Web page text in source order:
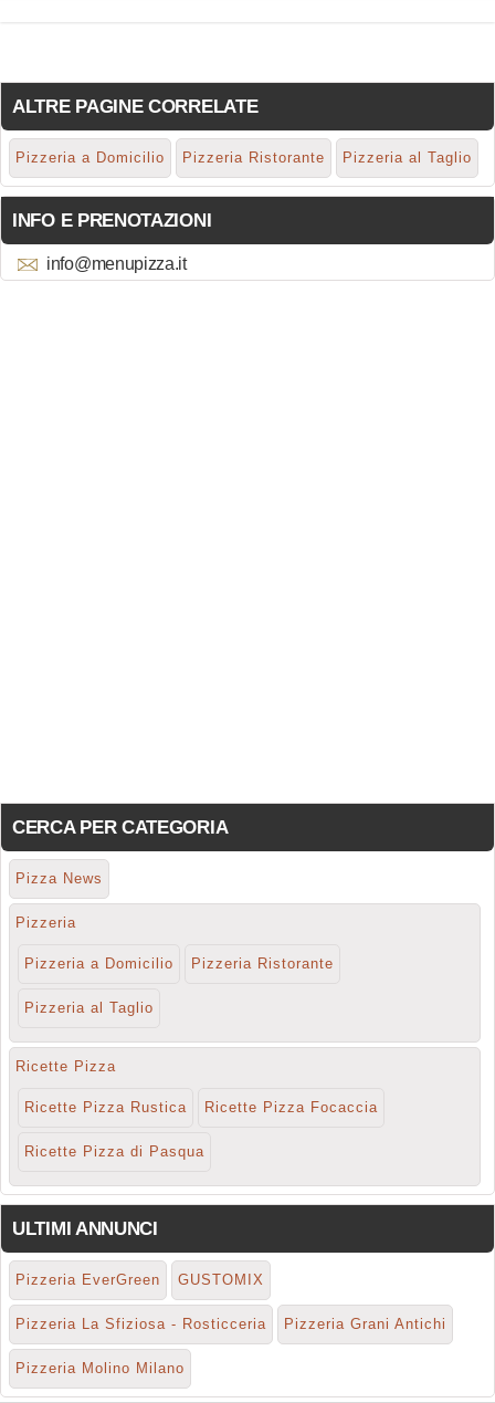
ALTRE PAGINE CORRELATE
Pizzeria a Domicilio Pizzeria Ristorante Pizzeria al Taglio
INFO E PRENOTAZIONI
info@menupizza.it
CERCA PER CATEGORIA
Pizza News
Pizzeria
Pizzeria a Domicilio Pizzeria Ristorante
Pizzeria al Taglio
Ricette Pizza
Ricette Pizza Rustica Ricette Pizza Focaccia
Ricette Pizza di Pasqua
ULTIMI ANNUNCI
Pizzeria EverGreen GUSTOMIX
Pizzeria La Sfiziosa - Rosticceria Pizzeria Grani Antichi
Pizzeria Molino Milano